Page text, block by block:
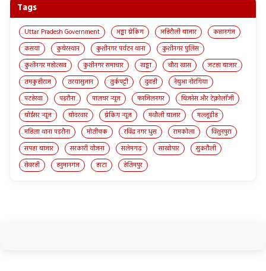
Tags
Uttar Pradesh Government अड्डा ब्रेकिंग अहिरौली बाजार
कप्तानगंज
कसया
कुबेरस्थान कुशीनगर पर्यटन थाना
कुशीनगर पुलिस
कुशीनगर महोत्सव
कुशीनगर समाचार खड्डा चौरा खास
जटहा बाजार
तमकुहीराज
तरयासुजान तुर्कपट्टी दुदही
नेबुआ नोरंगिया
पटहेरवा
पड़रौना पालघर न्यूज़ फाजिलनगर
बिज़नेस और टेक्नोलॉजी
बोईसर न्यूज़
बोदरवार ब्रेकिंग न्यूज़ मथौली बाजार
मल्लूडीह
महिला थाना पड़रौना
मोतीचक रविंद्र नगर धुस रामकोला
विशुनपुरा
सपहा बाजार
सरकारी योजना सलेमगढ़ साखोपार
सुकरौली
सेवरही
हनुमानगंज हाटा हेतिमपुर